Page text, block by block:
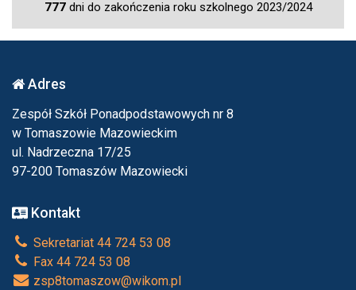
777dni do zakończenia roku szkolnego 2023/2024
Adres
Zespół Szkół Ponadpodstawowych nr 8
w Tomaszowie Mazowieckim
ul. Nadrzeczna 17/25
97-200 Tomaszów Mazowiecki
Kontakt
Sekretariat 44 724 53 08
Fax 44 724 53 08
zsp8tomaszow@wikom.pl